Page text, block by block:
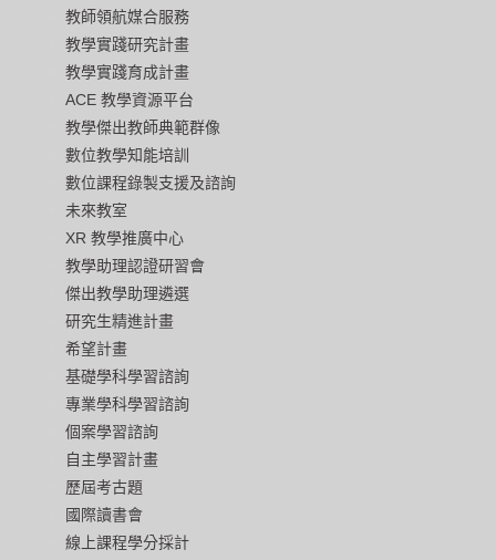
教師領航媒合服務
教學實踐研究計畫
教學實踐育成計畫
ACE 教學資源平台
教學傑出教師典範群像
數位教學知能培訓
數位課程錄製支援及諮詢
未來教室
XR 教學推廣中心
教學助理認證研習會
傑出教學助理遴選
研究生精進計畫
希望計畫
基礎學科學習諮詢
專業學科學習諮詢
個案學習諮詢
自主學習計畫
歷屆考古題
國際讀書會
線上課程學分採計